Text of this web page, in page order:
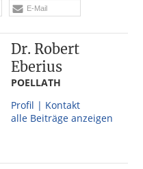
E-Mail
Dr. Robert
Eberius
POELLATH
Profil | Kontakt
alle Beiträge anzeigen